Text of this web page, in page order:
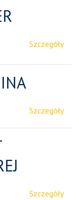
Szczegóły
Szczegóły
Szczegóły